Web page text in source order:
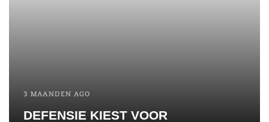
3 MAANDEN AGO
DEFENSIE KIEST VOOR